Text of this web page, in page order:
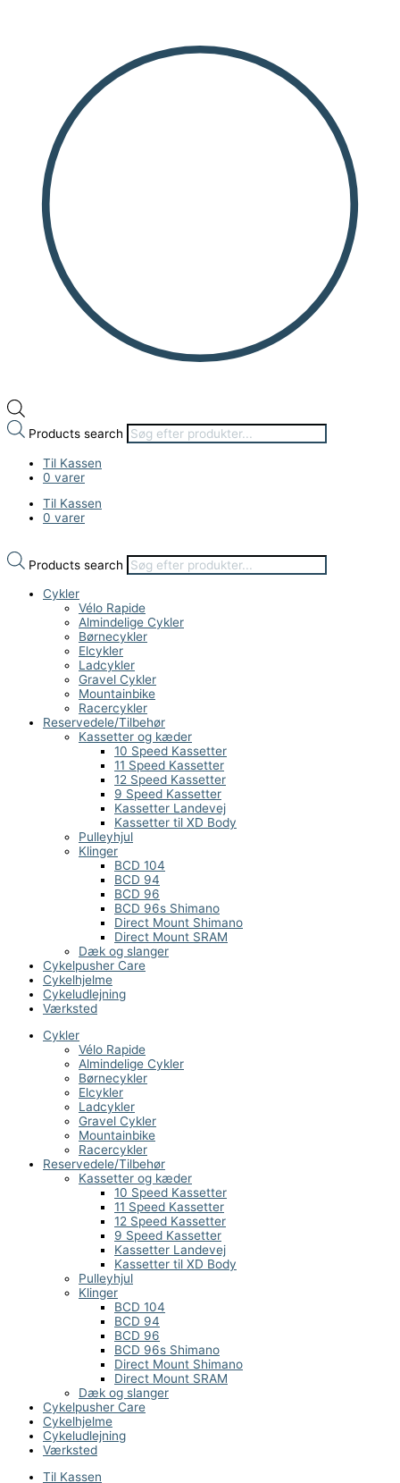
Products search
Til Kassen
0 varer
Til Kassen
0 varer
Products search
Cykler
Vélo Rapide
Almindelige Cykler
Børnecykler
Elcykler
Ladcykler
Gravel Cykler
Mountainbike
Racercykler
Reservedele/Tilbehør
Kassetter og kæder
10 Speed Kassetter
11 Speed Kassetter
12 Speed Kassetter
9 Speed Kassetter
Kassetter Landevej
Kassetter til XD Body
Pulleyhjul
Klinger
BCD 104
BCD 94
BCD 96
BCD 96s Shimano
Direct Mount Shimano
Direct Mount SRAM
Dæk og slanger
Cykelpusher Care
Cykelhjelme
Cykeludlejning
Værksted
Cykler
Vélo Rapide
Almindelige Cykler
Børnecykler
Elcykler
Ladcykler
Gravel Cykler
Mountainbike
Racercykler
Reservedele/Tilbehør
Kassetter og kæder
10 Speed Kassetter
11 Speed Kassetter
12 Speed Kassetter
9 Speed Kassetter
Kassetter Landevej
Kassetter til XD Body
Pulleyhjul
Klinger
BCD 104
BCD 94
BCD 96
BCD 96s Shimano
Direct Mount Shimano
Direct Mount SRAM
Dæk og slanger
Cykelpusher Care
Cykelhjelme
Cykeludlejning
Værksted
Til Kassen